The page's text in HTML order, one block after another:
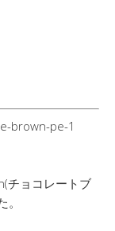
チョコレートブ